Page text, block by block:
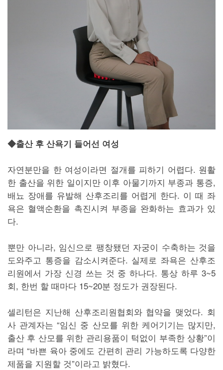
◆출산 후 산욕기 들어선 여성
자연분만을 한 여성이라면 절개를 피하기 어렵다. 원활
한 출산을 위한 일이지만 이후 아물기까지 부종과 통증,
배뇨 장애를 유발해 산후조리를 어렵게 한다. 이 때 좌
욕은 혈액순환을 촉진시켜 부종을 완화하는 효과가 있
다.
뿐만 아니라, 임신으로 팽창됐던 자궁이 수축하는 것을
도와주고 통증을 감소시켜준다. 실제로 좌욕은 산후조
리원에서 가장 신경 쓰는 것 중 하나다. 통상 하루 3~5
회, 한번 할 때마다 15~20분 정도가 권장된다.
셀리턴은 지난해 산후조리원협회와 협약을 맺었다. 회
사 관계자는 “임신 중 산모를 위한 케어기기는 많지만,
출산 후 산모를 위한 관리용품이 턱없이 부족한 상황”이
라며 “바쁜 육아 중에도 간편히 관리 가능하도록 다양한
제품을 지원할 것”이라고 밝혔다.